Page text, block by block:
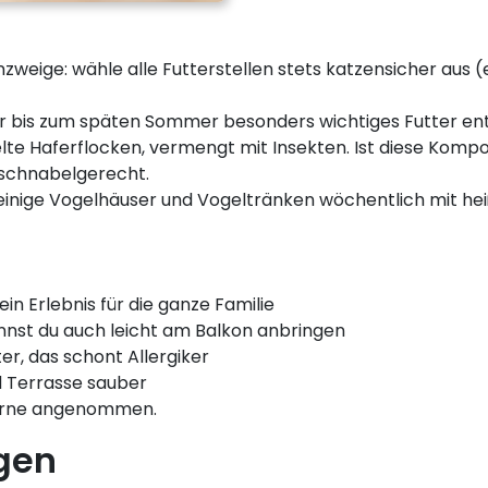
wähle alle Futterstellen stets katzensicher aus
bis zum späten Sommer besonders wichtiges Futter
Haferflocken, vermengt mit Insekten. Ist diese
Vogelhäuser und Vogeltränken wöchentlich mit
Erlebnis für die ganze Familie
du auch leicht am Balkon anbringen
das schont Allergiker
Terrasse sauber
angenommen.